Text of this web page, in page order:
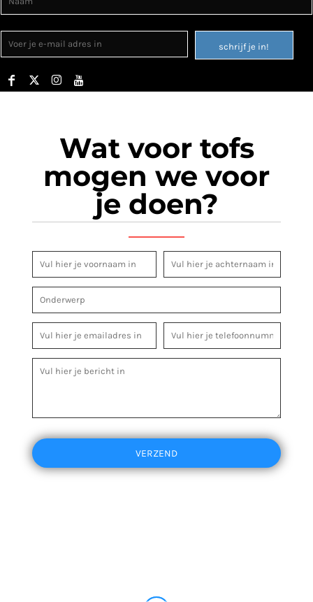
schrijf je in!
Wat voor tofs
mogen we voor
je doen?
VERZEND